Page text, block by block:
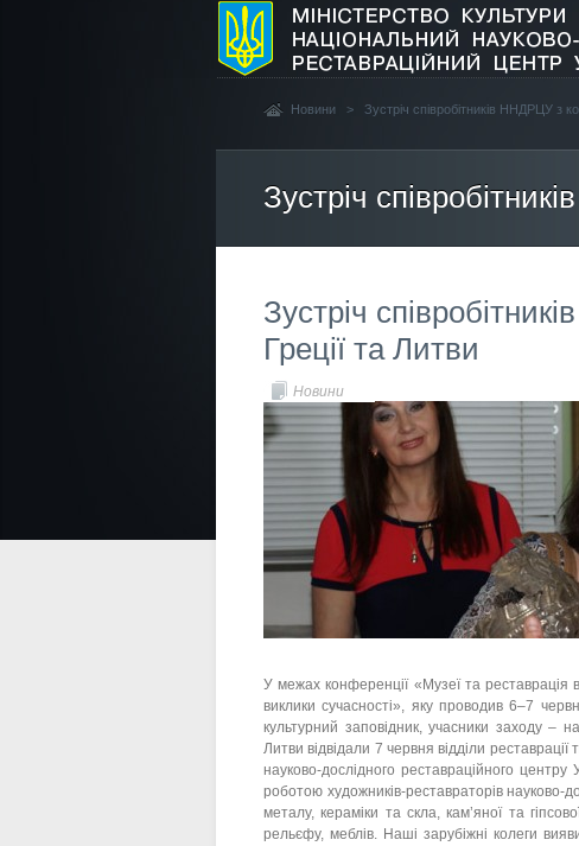
Новини > Зустріч співробітників ННДРЦУ з
Зустріч
Зустріч
Греції та Литви
Новини
У межах конференції «Музеї та реставрація
виклики сучасності», яку проводив 6–7
культурний заповідник, учасники заходу –
Литви відвідали 7 червня відділи
науково-дослідного реставраційного центру
роботою художників-реставраторів науково-
металу, кераміки та скла, кам’яної та
рельєфу, меблів. Наші зарубіжні колеги